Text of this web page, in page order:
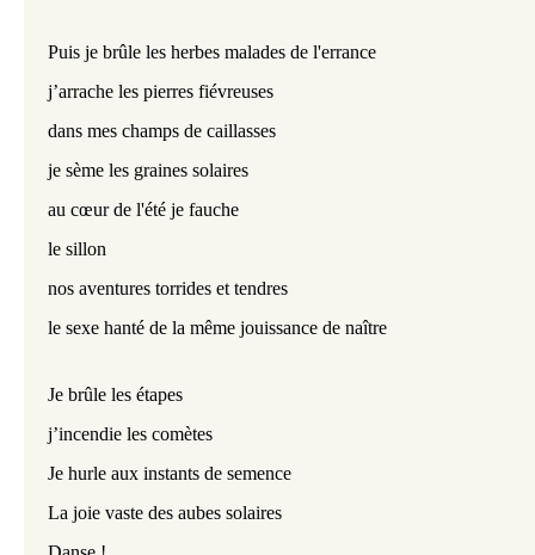
Puis je brûle les herbes malades de l'errance
j’arrache les pierres fiévreuses
dans mes champs de caillasses
je sème les graines solaires
au cœur de l'été je fauche
le sillon
nos aventures torrides et tendres
le sexe hanté de la même jouissance de naître
Je brûle les étapes
j’incendie les comètes
Je hurle aux instants de semence
La joie vaste des aubes solaires